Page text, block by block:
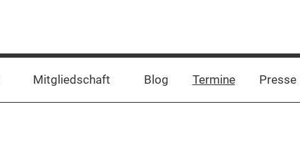
Mitgliedschaft Blog Termine Presse